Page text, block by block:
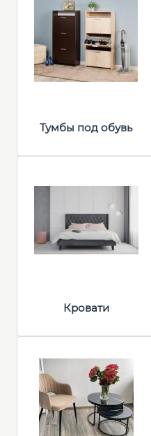
Тумбы под обувь
Кровати